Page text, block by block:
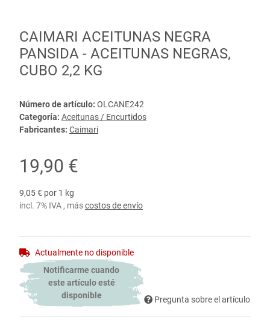
CAIMARI ACEITUNAS NEGRA
PANSIDA - ACEITUNAS NEGRAS,
CUBO 2,2 KG
Número de artículo: OLCANE242
Categoría: Aceitunas / Encurtidos
Fabricantes: Caimari
19,90 €
9,05 € por 1 kg
incl. 7% IVA , máscostos de envío
Actualmente no disponible
Notificarme cuando
este artículo esté
disponible
Pregunta sobre el artículo